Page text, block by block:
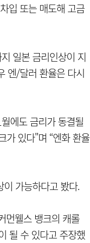
입 또는 매도해 고금
일본 금리인상이 지
엔/달러 환율은 다시
에도 금리가 동결될
가 있다"며 “엔화 환율
가능하다고 봤다.
먼웰스 뱅크의 캐롤
될 수 있다고 주장했